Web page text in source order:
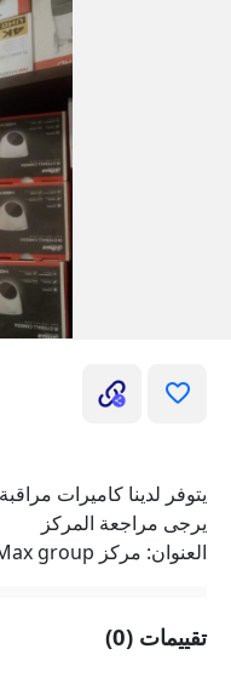
يتوفر لدينا كاميرات
يرجى مراجعة المركز
العنوان: مركز Max group/خلف المستوصف/كركي لكي
تقييمات (0)